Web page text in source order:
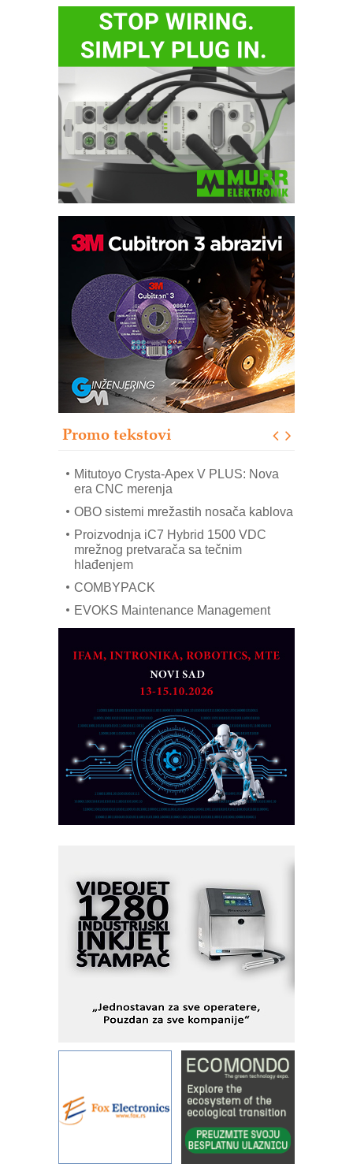
Promo tekstovi
Automatizacija pakovanja · Display
(Shelf-Ready) omotnice
Potpuna efikasnost bez složenih
sistema
Trajna oznaka kao dugoročna korist
Bezbednost na prvom mestu!
IB BLUMENAUER - više od 40 godina
poverenja u industriji
Art Utopia Studio – vizuelne priče
Mitutoyo Crysta-Apex V PLUS: Nova
era CNC merenja
OBO sistemi mrežastih nosača kablova
Proizvodnja iC7 Hybrid 1500 VDC
mrežnog pretvarača sa tečnim
hlađenjem
COMBYPACK
EVOKS Maintenance Management
na viši nivo
Detekcija različitih oblika
MAREX - Lim i mašine za savremena
rešenja
Marcom-plast d.o.o.- vaš pouzdan
partner
CTO - Prilagodite svoju toplinsku
obradu!
Razvoj asortimanskog pravca MINI-
PLC AKYTEC
MOTOMAN – NEXT-Robotika vođena
veštačkom inteligencijom
I.SAFE MOBILE revolucioniše
industrijsku automatizaciju
pionirskimmobile operator PANEL-OM
Fleksibilno stezanje i brzo
KIP KOP – napredna rešenja za
savremene industrijske i logističke
Alba d.o.o. – 35 godina preciznosti u
metrologiji i pametnim dozirnim
rešenjima
IBeRTIM - oprema za ispitivanje
STAUFF – Komponente koje